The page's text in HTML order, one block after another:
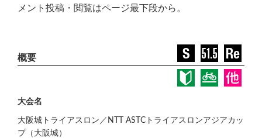
メント投稿・閲覧はページ最下段から。
大会名
大阪城トライアスロン／NTT ASTCトライアスロンアジアカッ
プ（大阪城）